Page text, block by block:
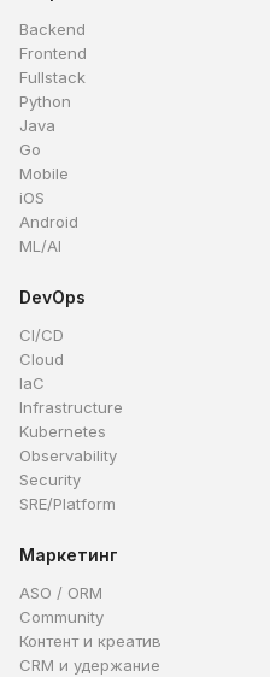
Backend
Frontend
Fullstack
Python
Java
Go
Mobile
iOS
Android
ML/AI
DevOps
CI/CD
Cloud
IaC
Infrastructure
Kubernetes
Observability
Security
SRE/Platform
Маркетинг
ASO / ORM
Community
Контент и креатив
CRM и удержание